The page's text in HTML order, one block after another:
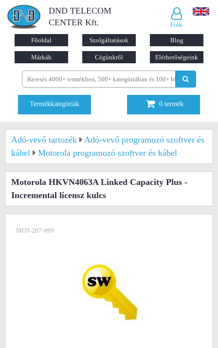
DND TELECOM
CENTER Kft.
Fiók
Főoldal Szolgáltatások Blog
Márkák Cégünkről Elérhetőségeink
Termékkategóriák 0 termék
Adó-vevő tartozék
Adó-vevő programozó szoftver és
kábel
Motorola programozó szoftver és kábel
Motorola HKVN4063A Linked Capacity Plus -
Incremental licensz kulcs
MOT-287-999